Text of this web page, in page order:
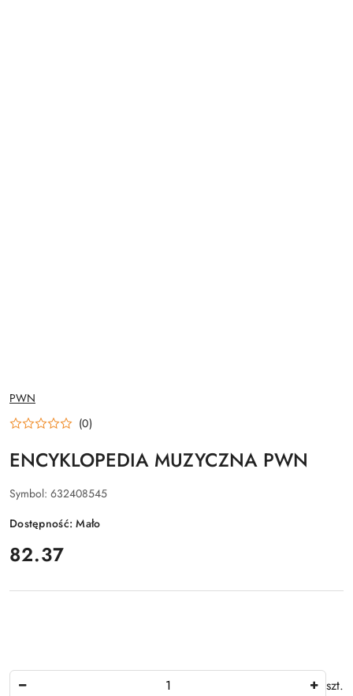
NAZWA
PRODUCENTA:
PWN
(0)
ENCYKLOPEDIA MUZYCZNA PWN
Symbol: 632408545
Dostępność:Mało
cena:
82.37
szt.